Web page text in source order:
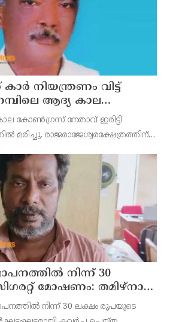
കാർ നിയന്ത്രണം വിട്ട്
ആദ്യ കാല
മരിച്ചു
കോണ്‍ഗ്രസ് നേതാവ് ഇരിട്ടി
മരിച്ചു. രാജരാജേശ്വരക്ഷേത്രത്തിന്
മരിച്ചത്.
നിന്ന് 30
മോഷണം: തമിഴ്‌നാട്
നിന്ന് 30 ലക്ഷം രൂപയുടെ